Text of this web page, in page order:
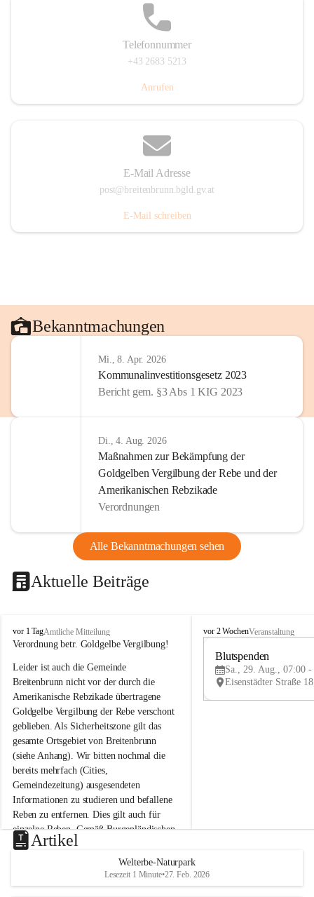
Telefonnummer
+43 2683 5213
Anrufen
E-Mail Adresse
post@breitenbrunn.bgld.gv.at
E-Mail schreiben
Bekanntmachungen
Mi., 8. Apr. 2026
Kommunalinvestitionsgesetz 2023
Bericht gem. §3 Abs 1 KIG 2023
Di., 4. Aug. 2026
Maßnahmen zur Bekämpfung der
Goldgelben Vergilbung der Rebe und der
Amerikanischen Rebzikade
Verordnungen
Alle Bekanntmachungen sehen
Aktuelle Beiträge
B
r
i
t
e
n
b
r
u
n
n
a
m
N
e
u
s
d
vor 1 TagAmtliche Mitteilung
Verordnung betr. Goldgelbe Vergilbung!
Leider ist auch die Gemeinde
Breitenbrunn nicht vor der durch die
Amerikanische Rebzikade übertragene
Goldgelbe Vergilbung der Rebe verschont
geblieben. Als Sicherheitszone gilt das
gesamte Ortsgebiet von Breitenbrunn
(siehe Anhang). Wir bitten nochmal die
bereits mehrfach (Cities,
Gemeindezeitung) ausgesendeten
Informationen zu studieren und befallene
Reben zu entfernen. Dies gilt auch für
einzelne Reben. Gemäß Burgenländischen
Weinbaugesetz sind nicht gepflegte oder
unzulässige Weingärten zu roden! Bitte
helfen wir zusammen um unsere Winzer
vor den prognostizierten Ernteausfällen
B
e
u
e
d
vor 2 WochenVeranstaltung
Blutspenden
Sa., 29. Aug., 07:00 -
Artikel
Welterbe-Naturpark
Lesezeit 1 Minute•27. Feb. 2026